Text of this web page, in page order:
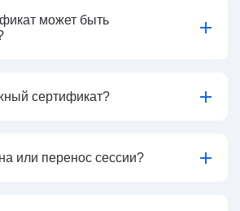
может быть
сертификат?
или перенос сессии?